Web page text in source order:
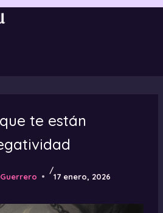
te están
/
17 enero, 2026